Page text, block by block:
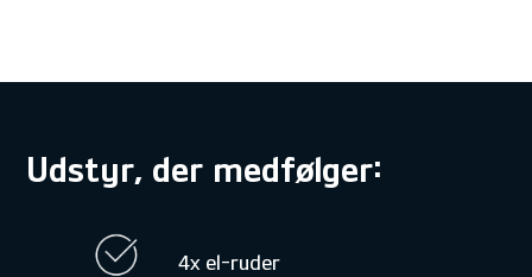
Udstyr, der medfølger:
4x el-ruder